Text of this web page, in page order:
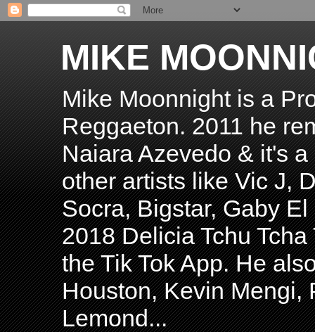
MIKE
Mike Moonnight is a
Reggaeton. 2011 he
Naiara Azevedo & it's
other artists like Vic J,
Socra, Bigstar, Gaby
2018 Delicia Tchu
the Tik Tok App. He
Houston, Kevin Mengi,
Lemond...